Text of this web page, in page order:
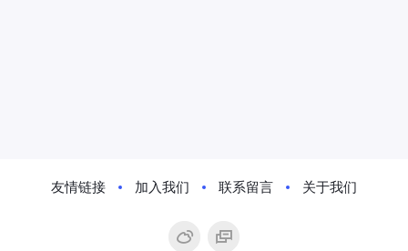
友情链接 加入我们 联系留言 关于我们